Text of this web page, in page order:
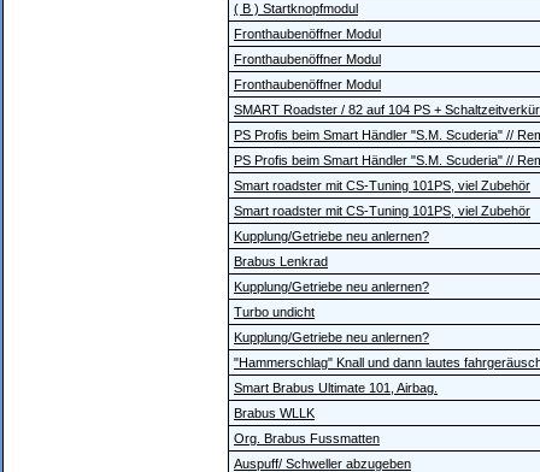
( B ) Startknopfmodul
Fronthaubenöffner Modul
Fronthaubenöffner Modul
Fronthaubenöffner Modul
SMART Roadster / 82 auf 104 PS +
PS Profis beim Smart Händler "S.M. Scuderia" //
PS Profis beim Smart Händler "S.M. Scuderia" //
Smart roadster mit CS-Tuning 101PS, viel Zubehör
Smart roadster mit CS-Tuning 101PS, viel Zubehör
Kupplung/Getriebe neu anlernen?
Brabus Lenkrad
Kupplung/Getriebe neu anlernen?
Turbo undicht
Kupplung/Getriebe neu anlernen?
"Hammerschlag" Knall und dann lautes
Smart Brabus Ultimate 101, Airbag.
Brabus WLLK
Org. Brabus Fussmatten
Auspuff/ Schweller abzugeben